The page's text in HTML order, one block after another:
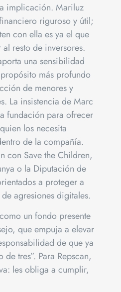
implicación. Mariluz
riguroso y útil;
con ella es ya el que
resto de inversores.
una sensibilidad
más profundo
de menores y
La insistencia de Marc
fundación para ofrecer
los necesita
de la compañía.
con Save the Children,
o la Diputación de
a proteger a
agresiones digitales.
un fondo presente
que empuja a elevar
de que ya
tres”. Para Repscan,
les obliga a cumplir,